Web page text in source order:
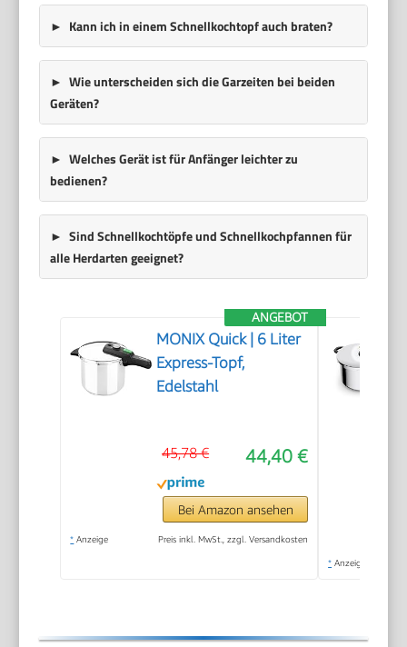
Kann ich in einem Schnellkochtopf auch braten?
Wie unterscheiden sich die Garzeiten bei beiden
Geräten?
Welches Gerät ist für Anfänger leichter zu
bedienen?
Sind Schnellkochtöpfe und Schnellkochpfannen für
alle Herdarten geeignet?
ANGEBOT
MONIX Quick | 6 Liter
Express-Topf,
Edelstahl
44,40 €
45,78 €
Bei Amazon ansehen
* Anzeige Preis inkl. MwSt., zzgl. Versandkosten
* Anzeige